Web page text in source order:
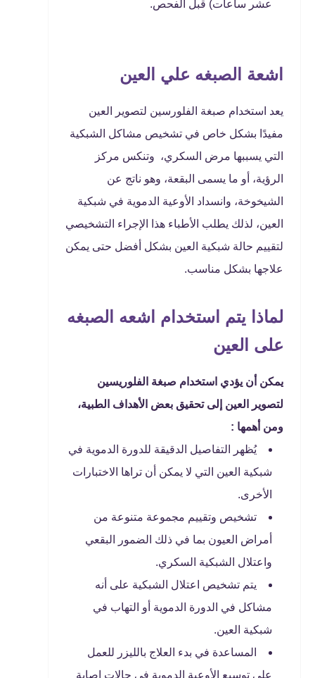
عشر ساعات) قبل الفحص.
اشعة الصبغه علي العين
يعد استخدام صبغة الفلورسين لتصوير العين
مفيدًا بشكل خاص في تشخيص مشاكل الشبكية
التي يسببها مرض السكري، وتنكس مركز
الرؤية، أو ما يسمى البقعة، وهو ناتج عن
الشيخوخة، وانسداد الأوعية الدموية في شبكية
العين، لذلك يطلب الأطباء هذا الإجراء التشخيصي
لتقييم حالة شبكية العين بشكل أفضل حتى يمكن
علاجها بشكل مناسب.
لماذا يتم استخدام اشعه الصبغه
على العين
يمكن أن يؤدي استخدام صبغة الفلوريسين
لتصوير العين إلى تحقيق بعض الأهداف الطبية،
ومن أهمها :
يُظهر التفاصيل الدقيقة للدورة الدموية في
شبكية العين التي لا يمكن أن تراها الاختبارات
الأخرى.
تشخيص وتقييم مجموعة متنوعة من
أمراض العيون بما في ذلك الضمور البقعي
واعتلال الشبكية السكري.
يتم تشخيص اعتلال الشبكية على أنه
مشاكل في الدورة الدموية أو التهاب في
شبكية العين.
المساعدة في بدء العلاج بالليزر للعمل
علي توسيع الأوعية الدموية في حالات إصابة